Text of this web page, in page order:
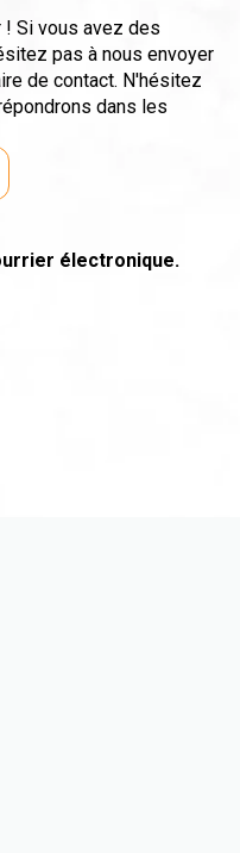
Si vous avez des
pas à nous envoyer
de contact. N'hésitez
dans les
électronique.